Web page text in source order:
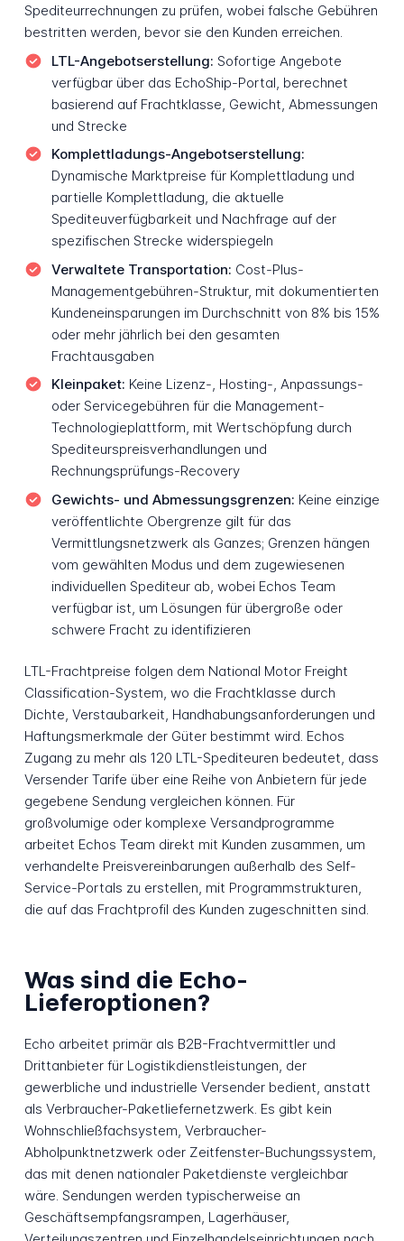
Spediteurrechnungen zu prüfen, wobei falsche Gebühren
bestritten werden, bevor sie den Kunden erreichen.
LTL-Angebotserstellung: Sofortige Angebote
verfügbar über das EchoShip-Portal, berechnet
basierend auf Frachtklasse, Gewicht, Abmessungen
und Strecke
Komplettladungs-Angebotserstellung:
Dynamische Marktpreise für Komplettladung und
partielle Komplettladung, die aktuelle
Spediteuverfügbarkeit und Nachfrage auf der
spezifischen Strecke widerspiegeln
Verwaltete Transportation: Cost-Plus-
Managementgebühren-Struktur, mit dokumentierten
Kundeneinsparungen im Durchschnitt von 8% bis 15%
oder mehr jährlich bei den gesamten
Frachtausgaben
Kleinpaket: Keine Lizenz-, Hosting-, Anpassungs-
oder Servicegebühren für die Management-
Technologieplattform, mit Wertschöpfung durch
Spediteurspreisverhandlungen und
Rechnungsprüfungs-Recovery
Gewichts- und Abmessungsgrenzen: Keine einzige
veröffentlichte Obergrenze gilt für das
Vermittlungsnetzwerk als Ganzes; Grenzen hängen
vom gewählten Modus und dem zugewiesenen
individuellen Spediteur ab, wobei Echos Team
verfügbar ist, um Lösungen für übergroße oder
schwere Fracht zu identifizieren
LTL-Frachtpreise folgen dem National Motor Freight
Classification-System, wo die Frachtklasse durch
Dichte, Verstaubarkeit, Handhabungsanforderungen und
Haftungsmerkmale der Güter bestimmt wird. Echos
Zugang zu mehr als 120 LTL-Spediteuren bedeutet, dass
Versender Tarife über eine Reihe von Anbietern für jede
gegebene Sendung vergleichen können. Für
großvolumige oder komplexe Versandprogramme
arbeitet Echos Team direkt mit Kunden zusammen, um
verhandelte Preisvereinbarungen außerhalb des Self-
Service-Portals zu erstellen, mit Programmstrukturen,
die auf das Frachtprofil des Kunden zugeschnitten sind.
Was sind die Echo-
Lieferoptionen?
Echo arbeitet primär als B2B-Frachtvermittler und
Drittanbieter für Logistikdienstleistungen, der
gewerbliche und industrielle Versender bedient, anstatt
als Verbraucher-Paketliefernetzwerk. Es gibt kein
Wohnschließfachsystem, Verbraucher-
Abholpunktnetzwerk oder Zeitfenster-Buchungssystem,
das mit denen nationaler Paketdienste vergleichbar
wäre. Sendungen werden typischerweise an
Geschäftsempfangsrampen, Lagerhäuser,